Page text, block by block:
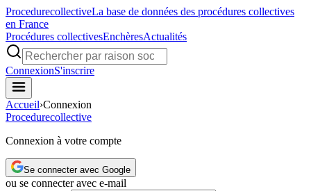
ProcedurecollectiveLa base de données des procédures collectives
en France
Procédures collectivesEnchèresActualités
ConnexionS'inscrire
Accueil›Connexion
Procedurecollective
Connexion à votre compte
Se connecter avec Google
ou se connecter avec e-mail